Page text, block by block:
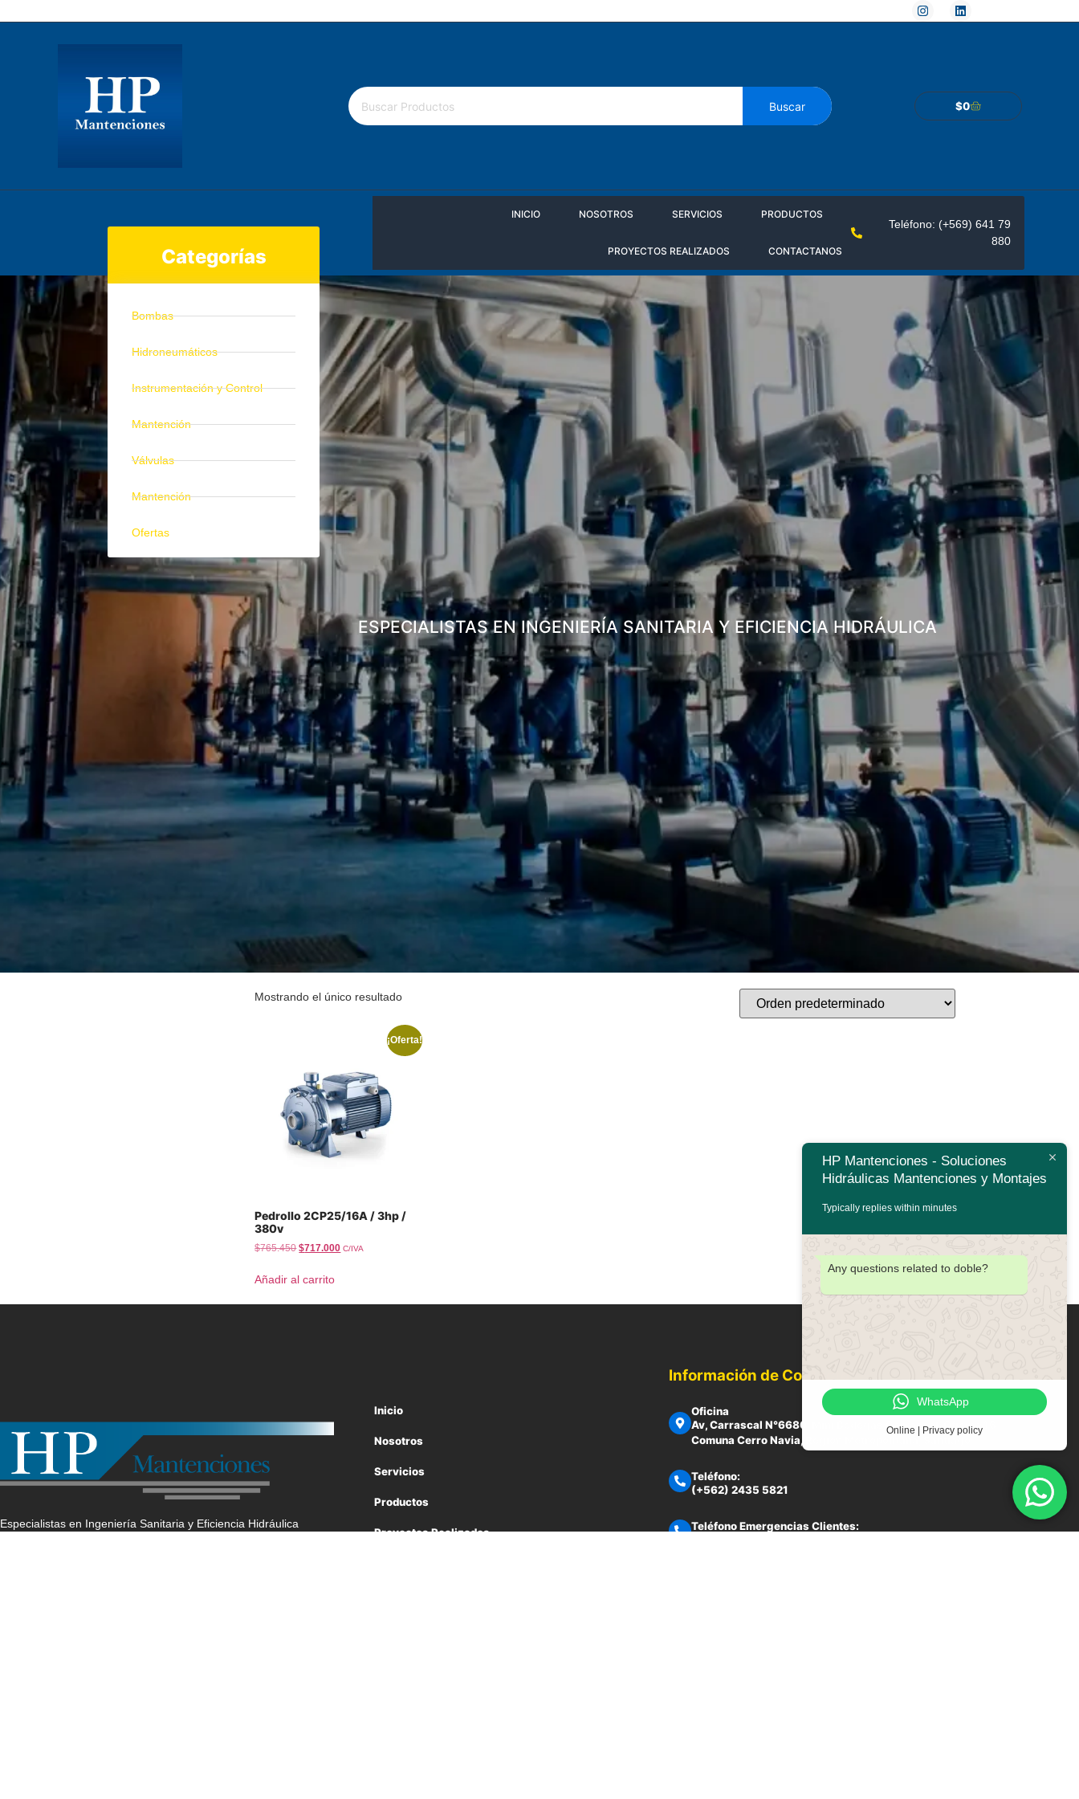
Buscar $0
INICIO NOSOTROS SERVICIOS PRODUCTOS
PROYECTOS REALIZADOS CONTACTANOS
Teléfono: (+569) 641 79
880
Categorías
Bombas
Hidroneumáticos
Instrumentación y Control
Mantención
Válvulas
Mantención
Ofertas
ESPECIALISTAS EN INGENIERÍA SANITARIA Y EFICIENCIA HIDRÁULICA
Mostrando el único resultado
¡Oferta!
Pedrollo 2CP25/16A / 3hp /
380v
$765.450 $717.000 C/IVA
Añadir al carrito
Especialistas en Ingeniería Sanitaria y Eficiencia Hidráulica
Inicio
Nosotros
Servicios
Productos
Proyectos Realizados
Información de Contacto
Oficina
Av, Carrascal N°6680, Mini Bodegas Carrascal, Oficina 16,
Comuna Cerro Navia, Region Metropolitana, Santiago
Teléfono:
(+562) 2435 5821
Teléfono Emergencias Clientes:
HP Mantenciones - Soluciones
Hidráulicas Mantenciones y Montajes
Typically replies within minutes
Any questions related to doble?
WhatsApp
Online | Privacy policy